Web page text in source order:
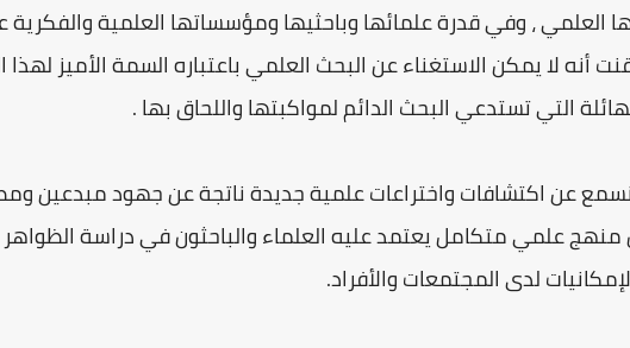
، وفي قدرة علمائها وباحثيها ومؤسساتها العلمية
أنه لا يمكن الاستغناء عن البحث العلمي باعتباره السمة الأميز
التي تستدعي البحث الدائم لمواكبتها واللحاق بها .
نسمع عن اكتشافات واختراعات علمية جديدة ناتجة عن جهود مبدعين
منهج علمي متكامل يعتمد عليه العلماء والباحثون في دراسة
لدى المجتمعات والأفراد.